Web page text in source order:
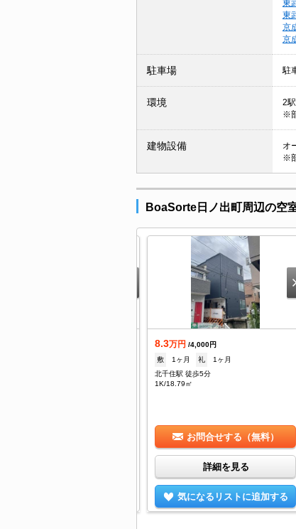
東
東
京
京
駐車場 駐
環境
2
※
建物設備
オ
※
BoaSorte日ノ出町周辺の空
8.3万円 /4,000円
敷
1ヶ月 礼
1ヶ月
北千住駅 徒歩5分
1K/18.79㎡
お問合せする（無料）
詳細を見る
気になるリストに追加する